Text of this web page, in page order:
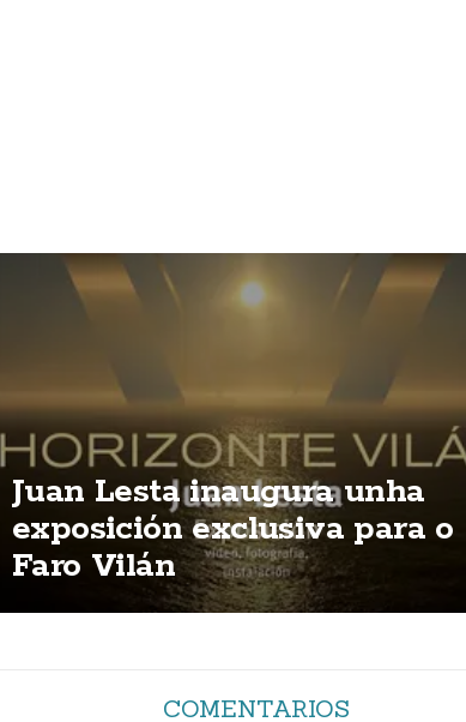
Juan Lesta inaugura unha
exposición exclusiva para o
Faro Vilán
COMENTARIOS